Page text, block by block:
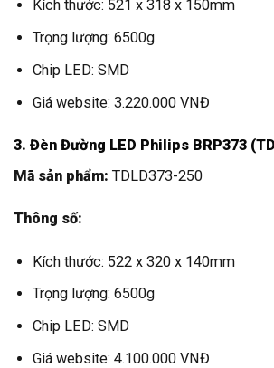
Kích thước: 521 x 318 x 150mm
Trọng lượng: 6500g
Chip LED: SMD
Giá website: 3.220.000 VNĐ
3. Đèn Đường LED Philips BRP373
Mã sản phẩm: TDLD373-250
Thông số:
Kích thước: 522 x 320 x 140mm
Trọng lượng: 6500g
Chip LED: SMD
Giá website: 4.100.000 VNĐ